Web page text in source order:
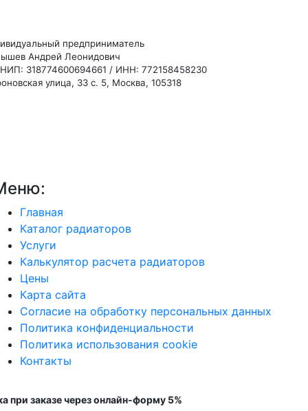
предприниматель
Андрей Леонидович
318774600694661 / ИНН: 772158458230
улица, 33 с. 5, Москва, 105318
Главная
Каталог радиаторов
Услуги
Калькулятор расчета радиаторов
Цены
Карта сайта
Согласие на обработку персональных данных
Политика конфиденциальности
Политика использования cookie
Контакты
при заказе через онлайн-форму 5%